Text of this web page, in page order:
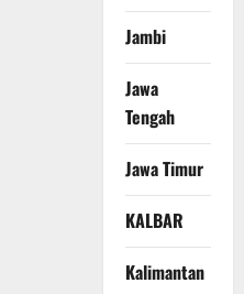
Jambi
Jawa
Tengah
Jawa Timur
KALBAR
Kalimantan